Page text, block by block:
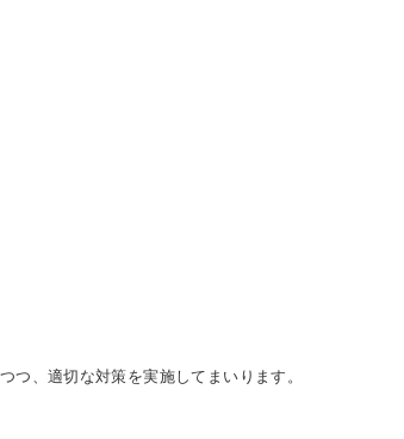
、適切な対策を実施してまいります。